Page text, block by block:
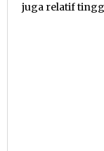
juga relatif